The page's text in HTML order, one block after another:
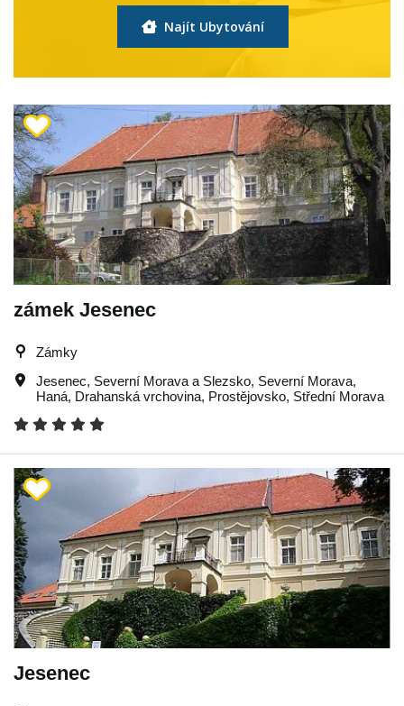
Najít Ubytování
zámek Jesenec
Zámky
Jesenec, Severní Morava a Slezsko, Severní Morava,
Haná, Drahanská vrchovina, Prostějovsko, Střední Morava
Jesenec